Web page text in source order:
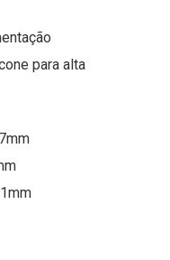
para alta